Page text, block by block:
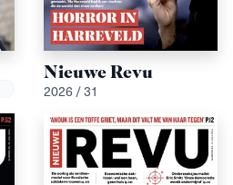
Nieuwe Revu
2026 / 31